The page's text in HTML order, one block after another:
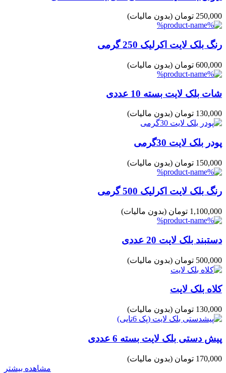
250,000 تومان (بدون مالیات)
رنگ بلک لایت اکرلیک 250 گرمی
600,000 تومان (بدون مالیات)
شات بلک لایت بسته 10 عددی
130,000 تومان (بدون مالیات)
پودر بلک لایت 30گرمی
150,000 تومان (بدون مالیات)
رنگ بلک لایت اکرلیک 500 گرمی
1,100,000 تومان (بدون مالیات)
دستبند بلک لایت 20 عددی
500,000 تومان (بدون مالیات)
کلاه بلک لایت
130,000 تومان (بدون مالیات)
پیش دستی بلک لایت بسته 6 عددی
170,000 تومان
(بدون مالیات)
مشاهده بیشتر